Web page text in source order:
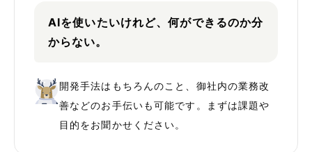
AIを使いたいけれど、何ができるのか分
からない。
開発手法はもちろんのこと、御社内の業務改
善などのお手伝いも可能です。まずは課題や
目的をお聞かせください。